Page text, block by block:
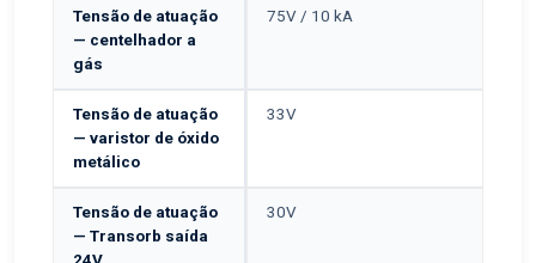
Tensão de atuação
— centelhador a
gás
75V / 10 kA
Tensão de atuação
— varistor de óxido
metálico
33V
Tensão de atuação
— Transorb saída
30V